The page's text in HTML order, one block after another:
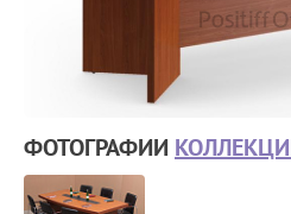
ФОТОГРАФИИ